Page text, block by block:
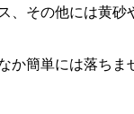
、その他には黄
か簡単には落ち